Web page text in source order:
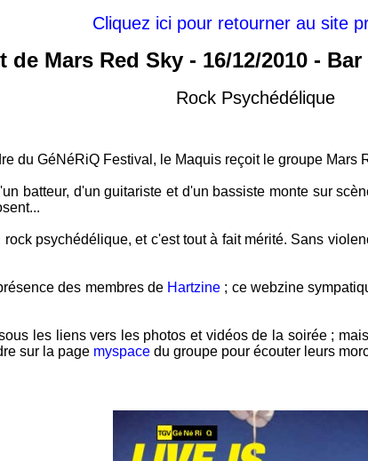
Cliquez ici pour retourner au site
de Mars Red Sky - 16/12/2010 -
Rock Psychédélique
du GéNéRiQ Festival, le Maquis reçoit le groupe Mars
batteur, d'un guitariste et d'un bassiste monte sur
rock psychédélique, et c'est tout à fait mérité. Sans
des membres de Hartzine ; ce webzine
les liens vers les photos et vidéos de la soirée ;
sur la page myspace du groupe pour écouter leurs